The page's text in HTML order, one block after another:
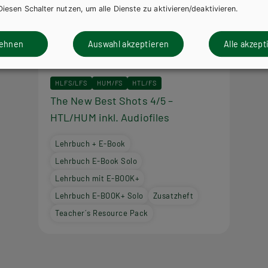
HLFS/LFS HUM/FS HTL/FS
The New Best Shots 4/5 –
HTL/HUM inkl. Audiofiles
Lehrbuch + E-Book
Lehrbuch E-Book Solo
Lehrbuch mit E-BOOK+
Lehrbuch E-BOOK+ Solo
Zusatzheft
Teacher´s Resource Pack
Schalter nutzen, um alle Dienste zu aktivieren/deaktivieren.
Auswahl akzeptieren Alle